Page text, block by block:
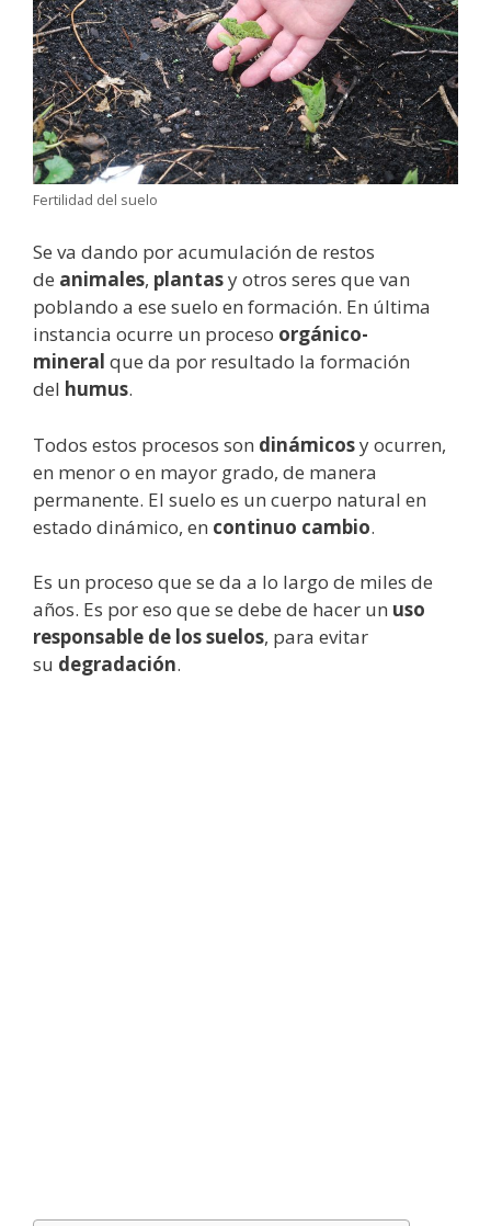
Fertilidad del suelo
Se va dando por acumulación de restos
de animales, plantasy otros seres que van
poblando a ese suelo en formación. En última
instancia ocurre un proceso orgánico-
mineral que da por resultado la formación
del humus.
Todos estos procesos son dinámicosy ocurren,
en menor o en mayor grado, de manera
permanente. El suelo es un cuerpo natural en
estado dinámico, en continuo cambio.
Es un proceso que se da a lo largo de miles de
años. Es por eso que se debe de hacer un uso
responsable de los suelos, para evitar
su degradación.